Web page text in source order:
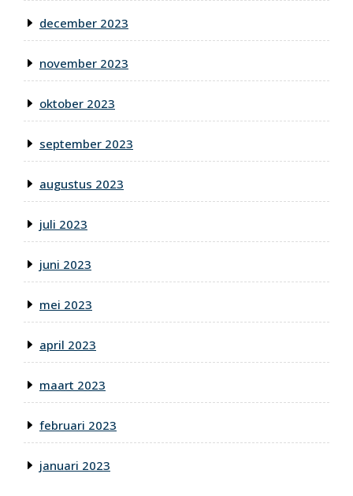
december 2023
november 2023
oktober 2023
september 2023
augustus 2023
juli 2023
juni 2023
mei 2023
april 2023
maart 2023
februari 2023
januari 2023